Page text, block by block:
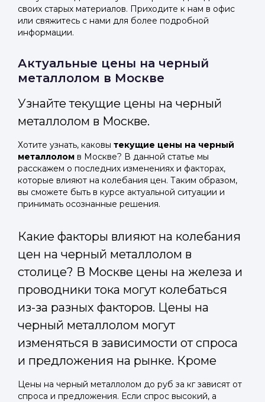
своих старых материалов. Приходите к нам в офис
или свяжитесь с нами для более подробной
информации.
Актуальные цены на черный
металлолом в Москве
Узнайте текущие цены на черный
металлолом в Москве.
Хотите узнать, каковы текущие цены на черный
металлолом в Москве? В данной статье мы
расскажем о последних изменениях и факторах,
которые влияют на колебания цен. Таким образом,
вы сможете быть в курсе актуальной ситуации и
принимать осознанные решения.
Какие факторы влияют на колебания
цен на черный металлолом в
столице? В Москве цены на железа и
проводники тока могут колебаться
из-за разных факторов. Цены на
черный металлолом могут
изменяться в зависимости от спроса
и предложения на рынке. Кроме
Цены на черный металлолом до руб за кг зависят от
спроса и предложения. Если спрос высокий, а